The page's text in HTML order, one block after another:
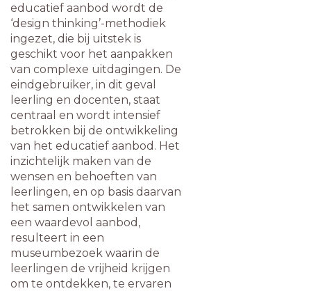
educatief aanbod wordt de
‘design thinking’-methodiek
ingezet, die bij uitstek is
geschikt voor het aanpakken
van complexe uitdagingen. De
eindgebruiker, in dit geval
leerling en docenten, staat
centraal en wordt intensief
betrokken bij de ontwikkeling
van het educatief aanbod. Het
inzichtelijk maken van de
wensen en behoeften van
leerlingen, en op basis daarvan
het samen ontwikkelen van
een waardevol aanbod,
resulteert in een
museumbezoek waarin de
leerlingen de vrijheid krijgen
om te ontdekken, te ervaren